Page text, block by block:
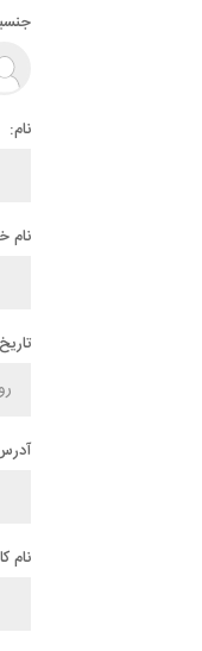
نام:
نام
نام